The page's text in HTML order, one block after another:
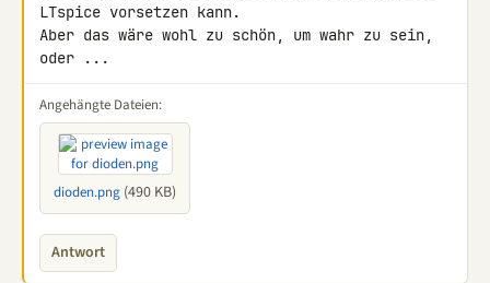
LTspice vorsetzen kann.
Aber das wäre wohl zu schön, um wahr zu sein,
oder ...
Angehängte Dateien:
dioden.png (490 KB)
Antwort